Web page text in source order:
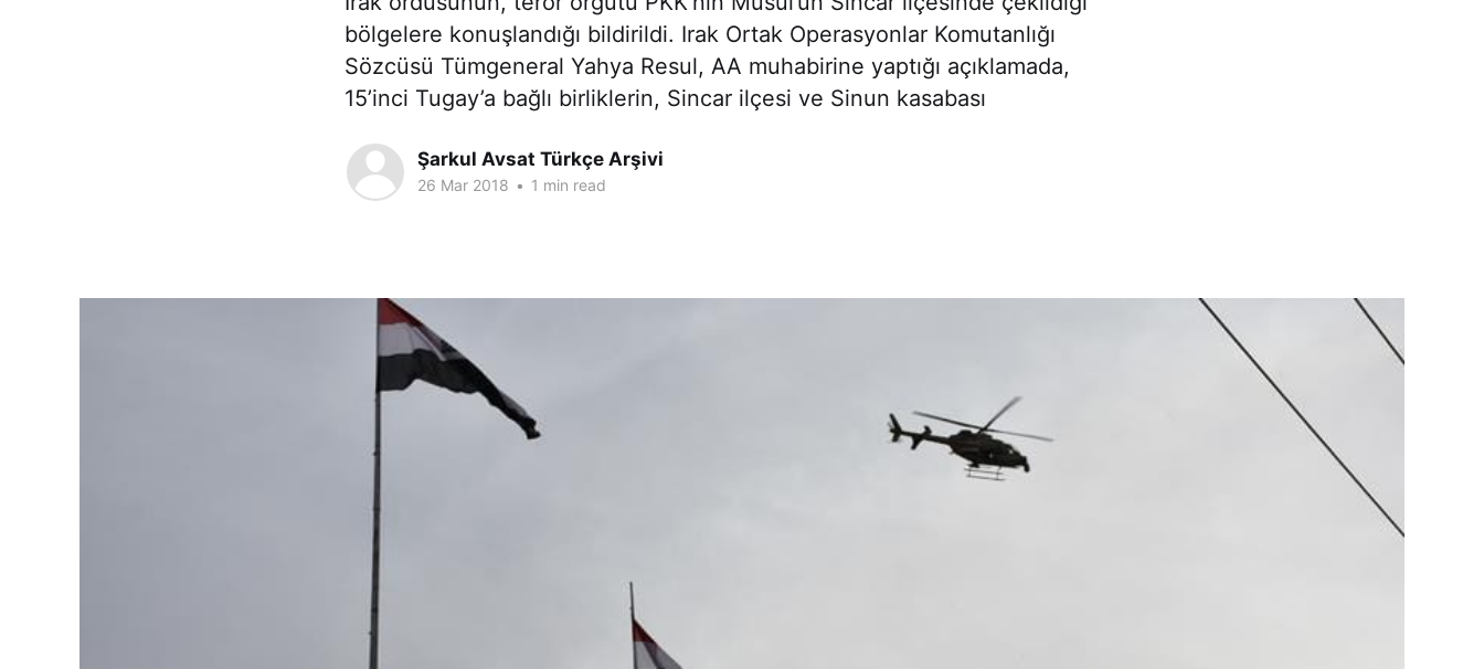
bölgelere konuşlandığı bildirildi. Irak Ortak Operasyonlar Komutanlığı
Sözcüsü Tümgeneral Yahya Resul, AA muhabirine yaptığı açıklamada,
15’inci Tugay’a bağlı birliklerin, Sincar ilçesi ve Sinun kasabası
Şarkul Avsat Türkçe Arşivi
26 Mar 2018 • 1 min read